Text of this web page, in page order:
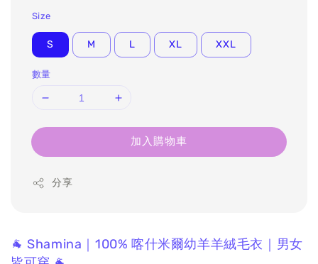
Size
S M L XL XXL
數量
加入購物車
分享
🐐 Shamina｜100% 喀什米爾幼羊羊絨毛衣｜男女